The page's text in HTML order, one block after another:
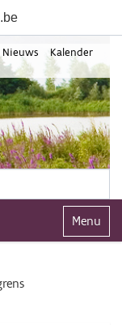
Nieuws
Kalender
Klap